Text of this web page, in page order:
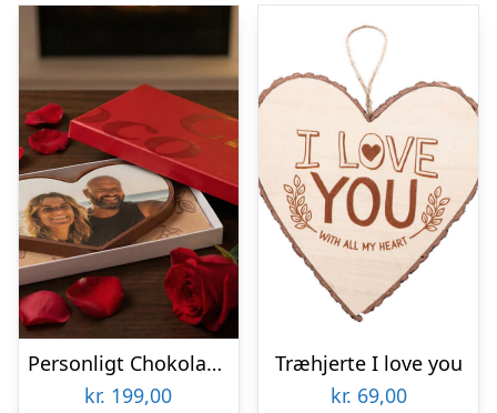
Personligt Chokoladehjerte med eget foto
kr. 199,00
Træhjerte I love you
kr. 69,00